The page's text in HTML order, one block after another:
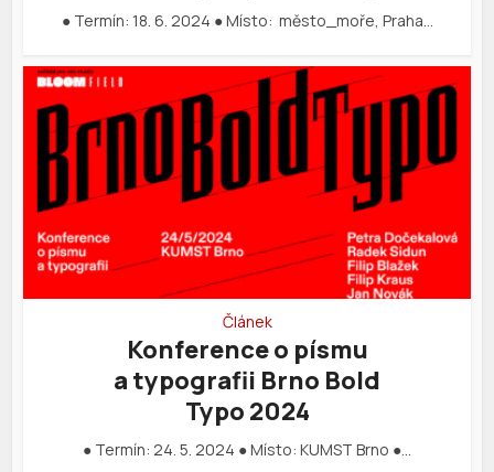
● Termín: 18. 6. 2024 ● Místo: město_moře, Praha…
Článek
Konference o písmu
a typografii Brno Bold
Typo 2024
● Termín: 24. 5. 2024 ● Místo: KUMST Brno ●…